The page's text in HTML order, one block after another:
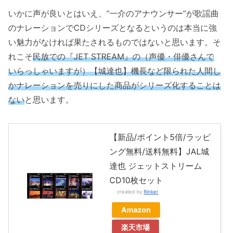
いかに声が良いとはいえ、“一介のアナウンサー”が歌謡曲
のナレーションでCDシリーズとなるというのは本当に強
い魅力がなければ果たされるものではないと思います。そ
れこそ民放での『JET STREAM』の（声優・俳優さんで
いらっしゃいますが）【城達也】機長など限られた人間し
かナレーションを売りにした商品がシリーズ化することは
ないと思います。
【新品/ポイント5倍/ラッピ
ング無料/送料無料】JAL城
達也 ジェットストリーム
CD10枚セット
created by Rinker
Amazon
楽天市場